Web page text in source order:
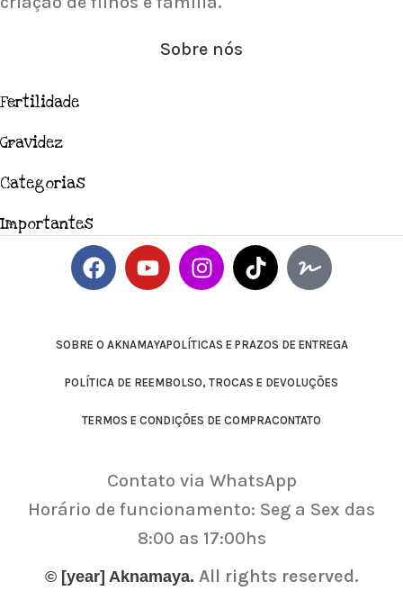
Sobre nós
Fertilidade
Gravidez
Categorias
Importantes
SOBRE O AKNAMAYAPOLÍTICAS E PRAZOS DE ENTREGA
POLÍTICA DE REEMBOLSO, TROCAS E DEVOLUÇÕES
TERMOS E CONDIÇÕES DE COMPRACONTATO
Contato via WhatsApp
Horário de funcionamento: Seg a Sex das
8:00 as 17:00hs
© [year] Aknamaya. All rights reserved.